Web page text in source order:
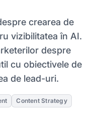
crearea de
vizibilitatea în AI.
despre
cu obiectivele de
de lead-uri.
Content Strategy